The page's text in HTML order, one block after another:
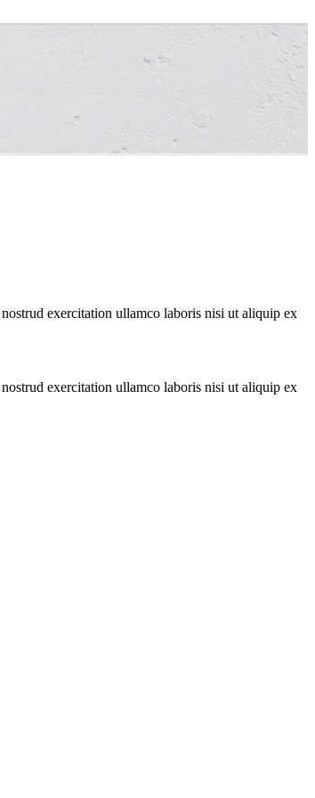
exercitation ullamco laboris nisi ut aliquip ex
exercitation ullamco laboris nisi ut aliquip ex